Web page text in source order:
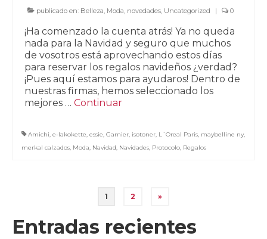
publicado en: Belleza Moda novedades Uncategorized | 0
¡Ha comenzado la cuenta atrás! Ya no queda
nada para la Navidad y seguro que muchos
de vosotros está aprovechando estos días
para reservar los regalos navideños ¿verdad?
¡Pues aquí estamos para ayudaros! Dentro de
nuestras firmas, hemos seleccionado los
mejores … Continuar
Amichi e-lakokette essie Garnier isotoner L´Oreal Paris maybelline ny,
merkal calzados Moda Navidad Navidades Protocolo Regalos
Paginación
de
1 2 »
Entradas recientes